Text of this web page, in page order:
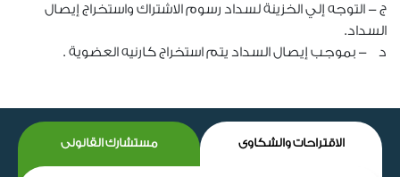
ج - التوجه إلي الخزينة لسداد رسوم الاشتراك واستخراج إيصال
السداد.
د - بموجب إيصال السداد يتم استخراج كارنيه العضوية .
الاقتراحات والشكاوى مستشارك القانونى